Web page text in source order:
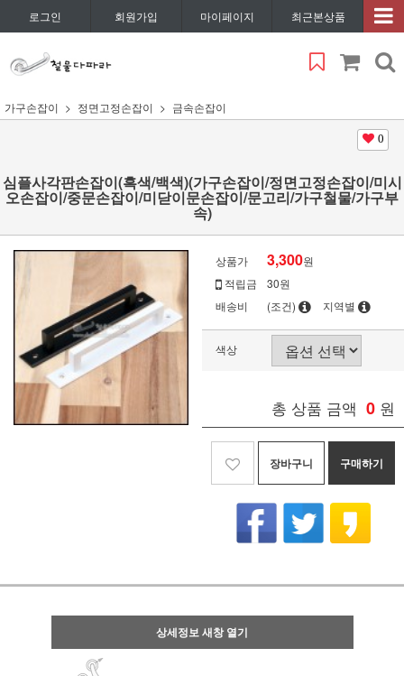
로그인 회원가입 마이페이지 최근본상품
가구손잡이 정면고정손잡이 금속손잡이
0
심플사각판손잡이(흑색/백색)(가구손잡이/정면고정손잡이/미시
오손잡이/중문손잡이/미닫이문손잡이/문고리/가구철물/가구부
속)
상품가 3,300원
적립금
30원
배송비
(조건) 지역별
색상
총 상품 금액 0 원
장바구니 구매하기
상세정보 새창 열기